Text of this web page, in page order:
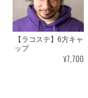
【ラコステ】6方キャ
ップ
¥7,700